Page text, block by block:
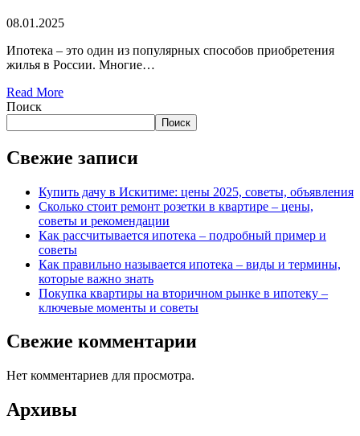
08.01.2025
Ипотека – это один из популярных способов приобретения
жилья в России. Многие…
Read More
Поиск
Поиск
Свежие записи
Купить дачу в Искитиме: цены 2025, советы, объявления
Сколько стоит ремонт розетки в квартире – цены,
советы и рекомендации
Как рассчитывается ипотека – подробный пример и
советы
Как правильно называется ипотека – виды и термины,
которые важно знать
Покупка квартиры на вторичном рынке в ипотеку –
ключевые моменты и советы
Свежие комментарии
Нет комментариев для просмотра.
Архивы